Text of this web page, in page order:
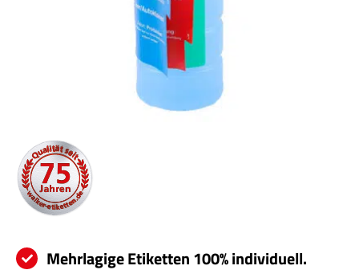
Mehrlagige Etiketten 100% individuell.